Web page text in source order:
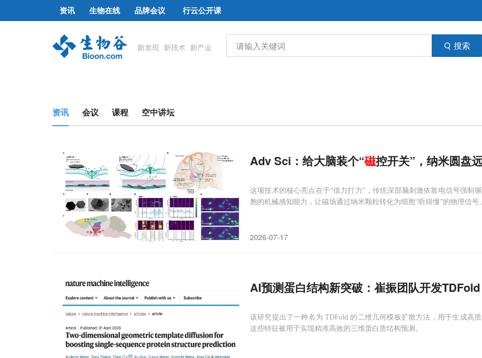
资讯 生物在线 品牌会议 行云公开课
搜索
资讯 会议 课程 空中讲坛
Adv Sci：给大脑装个“磁控开关”，纳米圆盘
这项技术的核心亮点在于“借力打力”，传统深部脑刺激依靠电信号强制
胞的机械感知能力，让磁场通过纳米颗粒转化为细胞“听得懂”的物理信号。
2026-07-17
AI预测蛋白结构新突破：崔振团队开发
该研究提出了一种名为 TDFold 的二维几何模板扩散方法，用于生成高
这些特征被用于实现精准高效的三维蛋白质结构预测。